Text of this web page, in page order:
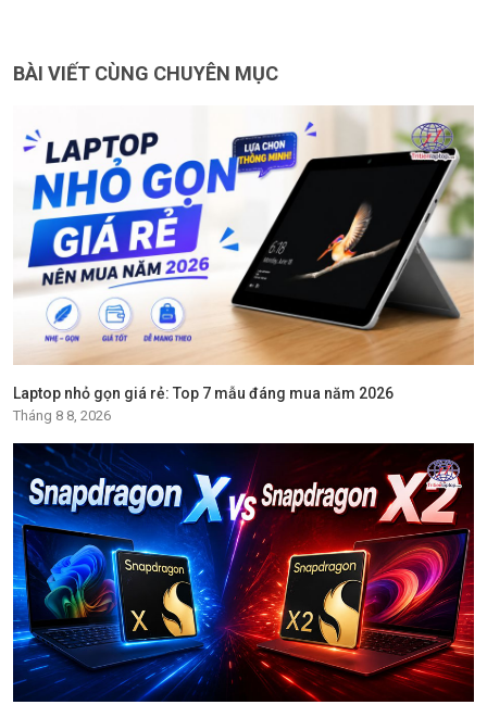
BÀI VIẾT CÙNG CHUYÊN MỤC
Laptop nhỏ gọn giá rẻ: Top 7 mẫu đáng mua năm 2026
Tháng 8 8, 2026